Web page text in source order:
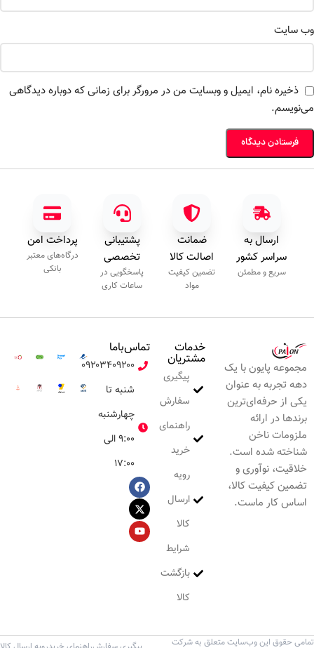
وب‌ سایت
ذخیره نام، ایمیل و وبسایت من در مرورگر برای زمانی که دوباره دیدگاهی
می‌نویسم.
ارسال به
سراسر کشور
سریع و مطمئن
ضمانت
اصالت کالا
تضمین کیفیت
مواد
پشتیبانی
تخصصی
پاسخگویی در
ساعات کاری
پرداخت امن
درگاه‌های معتبر
بانکی
مجموعه پایون با یک
دهه تجربه به عنوان
یکی از حرفه‌ای‌ترین
برندها در ارائه
ملزومات ناخن
شناخته شده است.
خلاقیت، نوآوری و
تضمین کیفیت کالا،
اساس کار ماست.
خدمات
مشتریان
پیگیری
سفارش
راهنمای
خرید
رویه
ارسال
کالا
شرایط
بازگشت
کالا
تماس‌با‌ما
۰۹۲۰۳۴۰۹۲۰۰
شنبه تا
چهارشنبه
۹:۰۰ الی
۱۷:۰۰
تمامی حقوق این وب‌سایت متعلق به شرکت